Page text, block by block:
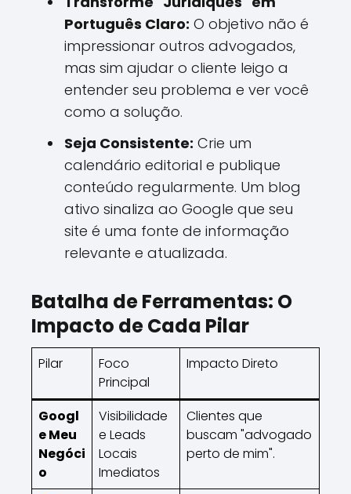
Português Claro: O objetivo não é
impressionar outros advogados,
mas sim ajudar o cliente leigo a
entender seu problema e ver você
como a solução.
Seja Consistente: Crie um
calendário editorial e publique
conteúdo regularmente. Um blog
ativo sinaliza ao Google que seu
site é uma fonte de informação
relevante e atualizada.
Batalha de Ferramentas: O
Impacto de Cada Pilar
Pilar
Foco
Principal
Impacto Direto
Googl
e Meu
Negóci
o
Visibilidade
e Leads
Locais
Imediatos
Clientes que
buscam "advogado
perto de mim".